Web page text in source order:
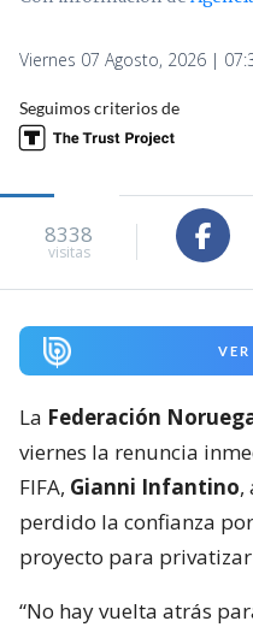
Viernes 07 Agosto, 2026 |
Seguimos criterios de
8338
visitas
VER
La Federación
viernes la renuncia
FIFA, Gianni Infantino,
perdido la confianza
proyecto para
“No hay vuelta atrás